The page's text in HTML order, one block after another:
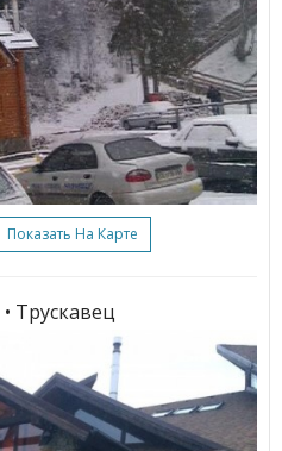
Показать На Карте
• Трускавец